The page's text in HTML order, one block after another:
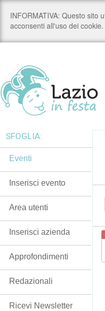
SFOGLIA:
Eventi
Inserisci evento
Area utenti
Inserisci azienda
Approfondimenti
Redazionali
Ricevi Newsletter